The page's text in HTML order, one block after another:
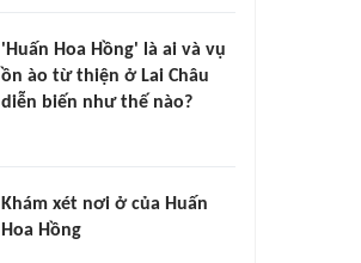
'Huấn Hoa Hồng' là ai và vụ
ồn ào từ thiện ở Lai Châu
diễn biến như thế nào?
Khám xét nơi ở của Huấn
Hoa Hồng